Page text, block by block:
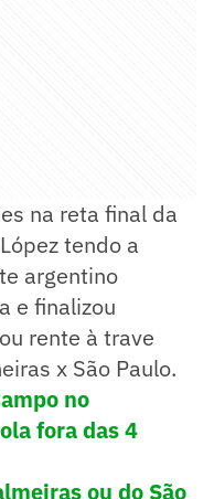
na reta final da
tendo a
argentino
e finalizou
rente à trave
x São Paulo.
no
fora das 4
ou do São